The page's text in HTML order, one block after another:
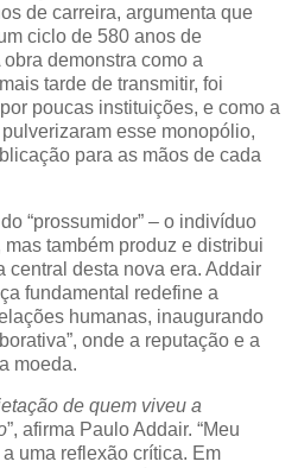
de carreira, argumenta que
ciclo de 580 anos de
demonstra como a
tarde de transmitir, foi
poucas instituições, e como a
esse monopólio,
para as mãos de cada
“prossumidor” – o indivíduo
também produz e distribui
central desta nova era. Addair
fundamental redefine a
humanas, inaugurando
onde a reputação e a
moeda.
de quem viveu a
”, afirma Paulo Addair. “Meu
uma reflexão crítica. Em